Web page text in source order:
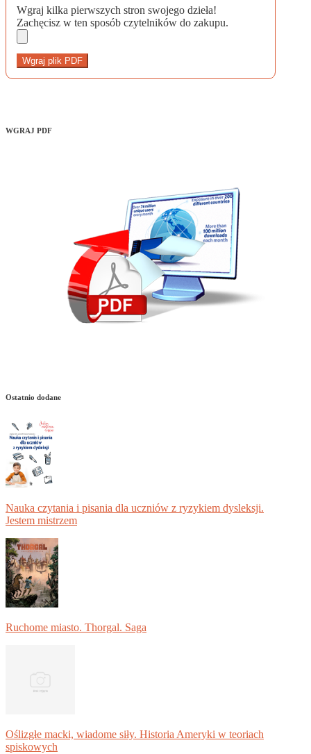
Wgraj kilka pierwszych stron swojego dzieła!
Zachęcisz w ten sposób czytelników do zakupu.
Wgraj plik PDF
WGRAJ PDF
Ostatnio dodane
Nauka czytania i pisania dla uczniów z ryzykiem dysleksji.
Jestem mistrzem
Ruchome miasto. Thorgal. Saga
Oślizgłe macki, wiadome siły. Historia Ameryki w teoriach
spiskowych